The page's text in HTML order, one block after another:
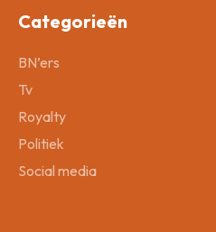
Categorieën
BN’ers
Tv
Royalty
Politiek
Social media